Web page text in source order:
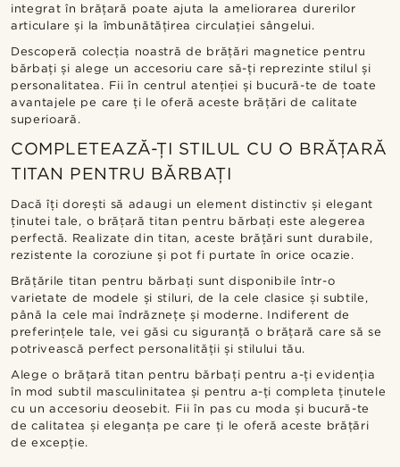
integrat în brățară poate ajuta la ameliorarea durerilor
articulare și la îmbunătățirea circulației sângelui.
Descoperă colecția noastră de brățări magnetice pentru
bărbați și alege un accesoriu care să-ți reprezinte stilul și
personalitatea. Fii în centrul atenției și bucură-te de toate
avantajele pe care ți le oferă aceste brățări de calitate
superioară.
COMPLETEAZĂ-ȚI STILUL CU O BRĂȚARĂ
TITAN PENTRU BĂRBAȚI
Dacă îți dorești să adaugi un element distinctiv și elegant
ținutei tale, o brățară titan pentru bărbați este alegerea
perfectă. Realizate din titan, aceste brățări sunt durabile,
rezistente la coroziune și pot fi purtate în orice ocazie.
Brățările titan pentru bărbați sunt disponibile într-o
varietate de modele și stiluri, de la cele clasice și subtile,
până la cele mai îndrăznețe și moderne. Indiferent de
preferințele tale, vei găsi cu siguranță o brățară care să se
potrivească perfect personalității și stilului tău.
Alege o brățară titan pentru bărbați pentru a-ți evidenția
în mod subtil masculinitatea și pentru a-ți completa ținutele
cu un accesoriu deosebit. Fii în pas cu moda și bucură-te
de calitatea și eleganța pe care ți le oferă aceste brățări
de excepție.